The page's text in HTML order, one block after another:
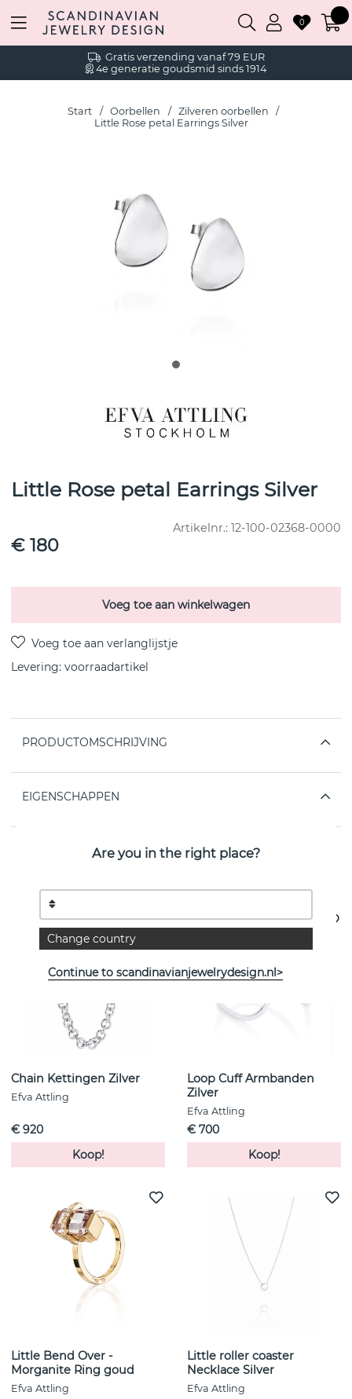
Gratis verzending vanaf 79 EUR
4e generatie goudsmid sinds 1914
0
Start Oorbellen
Zilveren oorbellen
Little Rose petal Earrings Silver
Little Rose petal Earrings Silver
Artikelnr.: 12-100-02368-0000
€ 180
Voeg toe aan winkelwagen
Levering: voorraadartikel
PRODUCTOMSCHRIJVING
EIGENSCHAPPEN
Chain Kettingen Zilver
Efva Attling
€ 920
Koop!
Loop Cuff Armbanden
Zilver
Efva Attling
€ 700
Koop!
Little Bend Over -
Morganite Ring goud
Efva Attling
Little roller coaster
Necklace Silver
Efva Attling
Are you in the right place?
Change country
Continue to scandinavianjewelrydesign.nl>